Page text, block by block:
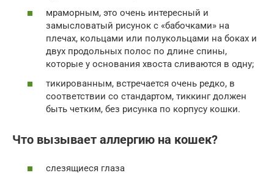
мраморным, это очень интересный и
замысловатый рисунок с «бабочками» на
плечах, кольцами или полукольцами на боках и
двух продольных полос по длине спины,
которые у основания хвоста сливаются в одну;
тикированным, встречается очень редко, в
соответствии со стандартом, тиккинг должен
быть четким, без рисунка по корпусу кошки.
Что вызывает аллергию на кошек?
слезящиеся глаза